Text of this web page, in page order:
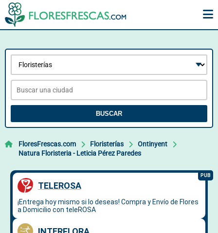
BUSCAR
FloresFrescas.com Floristerías
Ontinyent
Natura Floristeria - Leticia Pérez Paredes